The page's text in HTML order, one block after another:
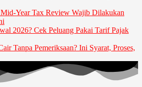
Year Tax Review Wajib Dilakukan
2026? Cek Peluang Pakai Tarif Pajak
Tanpa Pemeriksaan? Ini Syarat, Proses,